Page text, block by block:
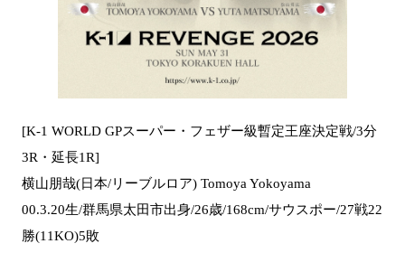
[K-1 WORLD GPスーパー・フェザー級暫定王座決定戦/3分
3R・延長1R]
横山朋哉(日本/リーブルロア) Tomoya Yokoyama
00.3.20生/群馬県太田市出身/26歳/168cm/サウスポー/27戦22
勝(11KO)5敗